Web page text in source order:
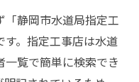
静岡市水道局指定工
。指定工事店は水道
覧で簡単に検索でき